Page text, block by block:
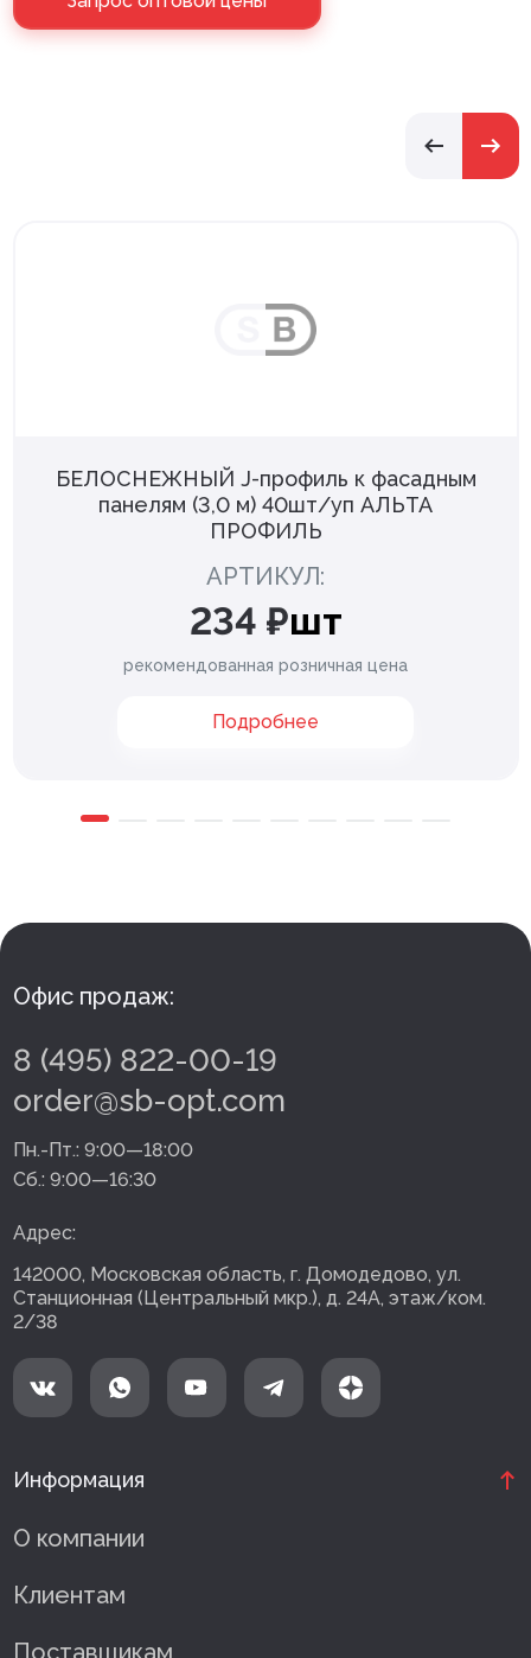
БЕЛОСНЕЖНЫЙ J-профиль к фасадным
панелям (3,0 м) 40шт/уп АЛЬТА
ПРОФИЛЬ
АРТИКУЛ:
234 ₽шт
рекомендованная розничная цена
Подробнее
Офис продаж:
8 (495) 822-00-19
order@sb-opt.com
Пн.-Пт.: 9:00—18:00
Сб.: 9:00—16:30
Адрес:
142000, Московская область, г. Домодедово, ул.
Станционная (Центральный мкр.), д. 24А, этаж/ком.
2/38
Информация
О компании
Клиентам
Поставщикам